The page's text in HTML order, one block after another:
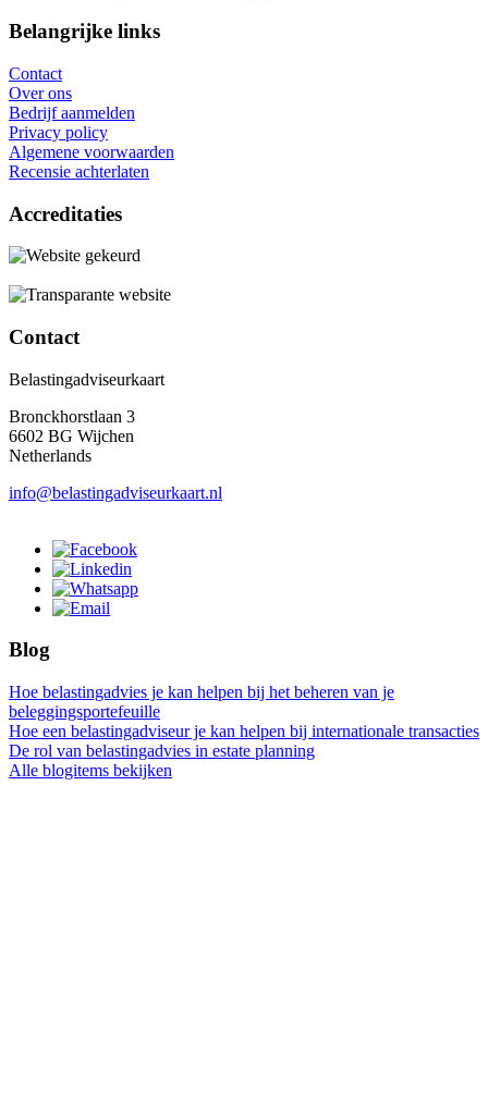
Belangrijke links
Contact
Over ons
Bedrijf aanmelden
Privacy policy
Algemene voorwaarden
Recensie achterlaten
Accreditaties
Contact
Belastingadviseurkaart
Bronckhorstlaan 3
6602 BG Wijchen
Netherlands
info@belastingadviseurkaart.nl
Blog
Hoe belastingadvies je kan helpen bij het beheren van je
beleggingsportefeuille
Hoe een belastingadviseur je kan helpen bij internationale transacties
De rol van belastingadvies in estate planning
Alle blogitems bekijken